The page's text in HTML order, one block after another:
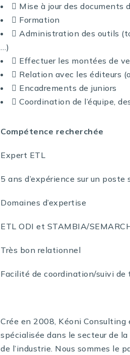
 Mise à jour des documents
 Formation
 Administration des outils
…)
 Effectuer les montées de
 Relation avec les éditeurs
 Encadrements de juniors
 Coordination de l’équipe,
Compétence recherchée
Expert ETL
5 ans d’expérience sur un poste
Domaines d’expertise
ETL ODI et STAMBIA/
Très bon relationnel
Facilité de coordination/suivi de
Crée en 2008, Kéoni
spécialisée dans le secteur de
de l’industrie. Nous sommes le